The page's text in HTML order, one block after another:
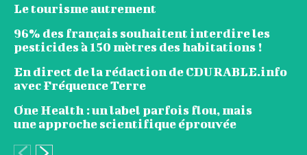
Le tourisme autrement
96% des français souhaitent interdire les
pesticides à 150 mètres des habitations !
En direct de la rédaction de CDURABLE.info
avec Fréquence Terre
One Health : un label parfois flou, mais
une approche scientifique éprouvée